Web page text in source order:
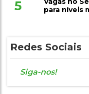
5
para níveis
Redes Sociais
Siga-nos!